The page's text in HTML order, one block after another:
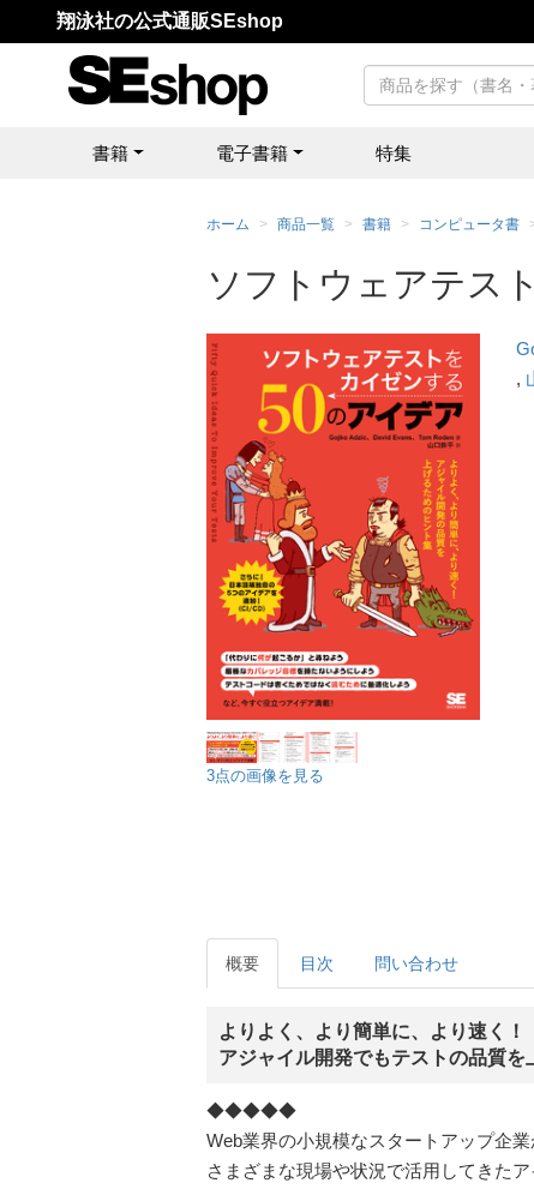
翔泳社の公式通販SEshop
書籍 電子書籍 特集
ホーム 商品一覧 書籍 コンピュータ書
ソフトウェアテス
3点の画像を見る
,
概要 目次 問い合わせ
よりよく、より簡単に、より速く！
アジャイル開発でもテストの品質を
◆◆◆◆◆
Web業界の小規模なスタートアップ企
さまざまな現場や状況で活用してきた